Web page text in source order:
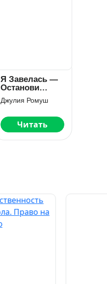
Я Завелась —
Останови
Меня!
Джулия Ромуш
Читать